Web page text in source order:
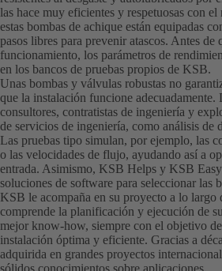
las hace muy eficientes y respetuosas con
estas bombas de achique están equipadas
pasos libres para prevenir atascos. Antes de
funcionamiento, los parámetros de
en los bancos de pruebas propios de KSB.
Unas bombas y válvulas robustas no
que la instalación funcione
consultores, contratistas de ingeniería y
de servicios de ingeniería, como análisis
Las pruebas tipo simulan, por ejemplo, las
o las velocidades de flujo, ayudando así a
entrada. Asimismo, KSB Helps y KSB
soluciones de software para seleccionar las
KSB le acompaña en su proyecto a lo largo
comprende la planificación y ejecución de
mejor know-how, siempre con el objetivo
instalación óptima y eficiente. Gracias a
adquirida en grandes proyectos
sólidos conocimientos sobre aplicaciones.